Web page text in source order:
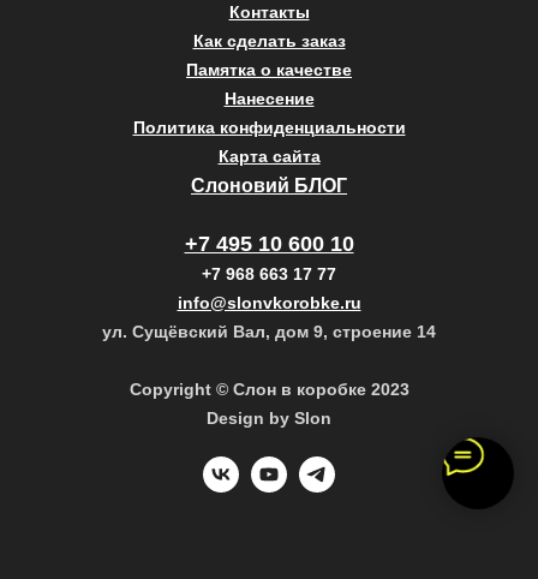
Контакты
Как сделать заказ
Памятка о качестве
Нанесение
Политика конфиденциальности
Карта сайта
Слоновий БЛОГ
+7 495 10 600 10
+7 968 663 17 77
info@slonvkorobke.ru
ул. Сущёвский Вал, дом 9, строение 14
Copyright © Слон в коробке 2023
Design by Slon